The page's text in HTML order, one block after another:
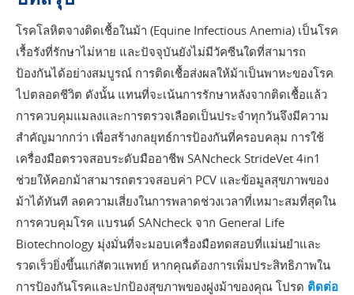
โรคโลหิตจางติดเชื้อในม้า (Equine Infectious Anemia) เป็นโรค
เรื้อรังที่รักษาไม่หาย และปัจจุบันยังไม่มีวัคซีนใดที่สามารถ
ป้องกันได้อย่างสมบูรณ์ การติดเชื้อส่งผลให้ม้าเป็นพาหะของโรค
ไปตลอดชีวิต ดังนั้น แทนที่จะเน้นการรักษาหลังจากติดเชื้อแล้ว
การควบคุมแมลงและการตรวจเลือดเป็นประจำทุกวันจึงมีความ
สำคัญมากกว่า เพื่อสร้างกลยุทธ์การป้องกันที่ครอบคลุม การใช้
เครื่องมือตรวจสอบระดับมืออาชีพ SANcheck StrideVet 4in1
ช่วยให้คอกม้าสามารถตรวจสอบค่า PCV และข้อมูลสุขภาพของ
ม้าได้ทันที ลดความเสี่ยงในการพลาดช่วงเวลาที่เหมาะสมที่สุดใน
การควบคุมโรค แบรนด์ SANcheck จาก General Life
Biotechnology มุ่งมั่นที่จะมอบเครื่องมือทดสอบที่แม่นยำและ
รวดเร็วยิ่งขึ้นแก่สัตวแพทย์ หากคุณต้องการเพิ่มประสิทธิภาพใน
การป้องกันโรคและปกป้องสุขภาพของฝูงม้าของคุณ โปรด ติดต่อ